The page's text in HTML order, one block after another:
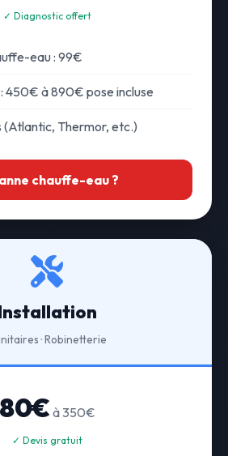
✓ Diagnostic offert
eau : 99€
450€ à 890€ pose incluse
(Atlantic, Thermor, etc.)
chauffe-eau ?
· Robinetterie
80€ à 350€
✓ Devis gratuit